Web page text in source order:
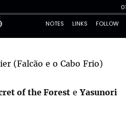
(Falcão e o Cabo Frio)
of the Forest eYasunori